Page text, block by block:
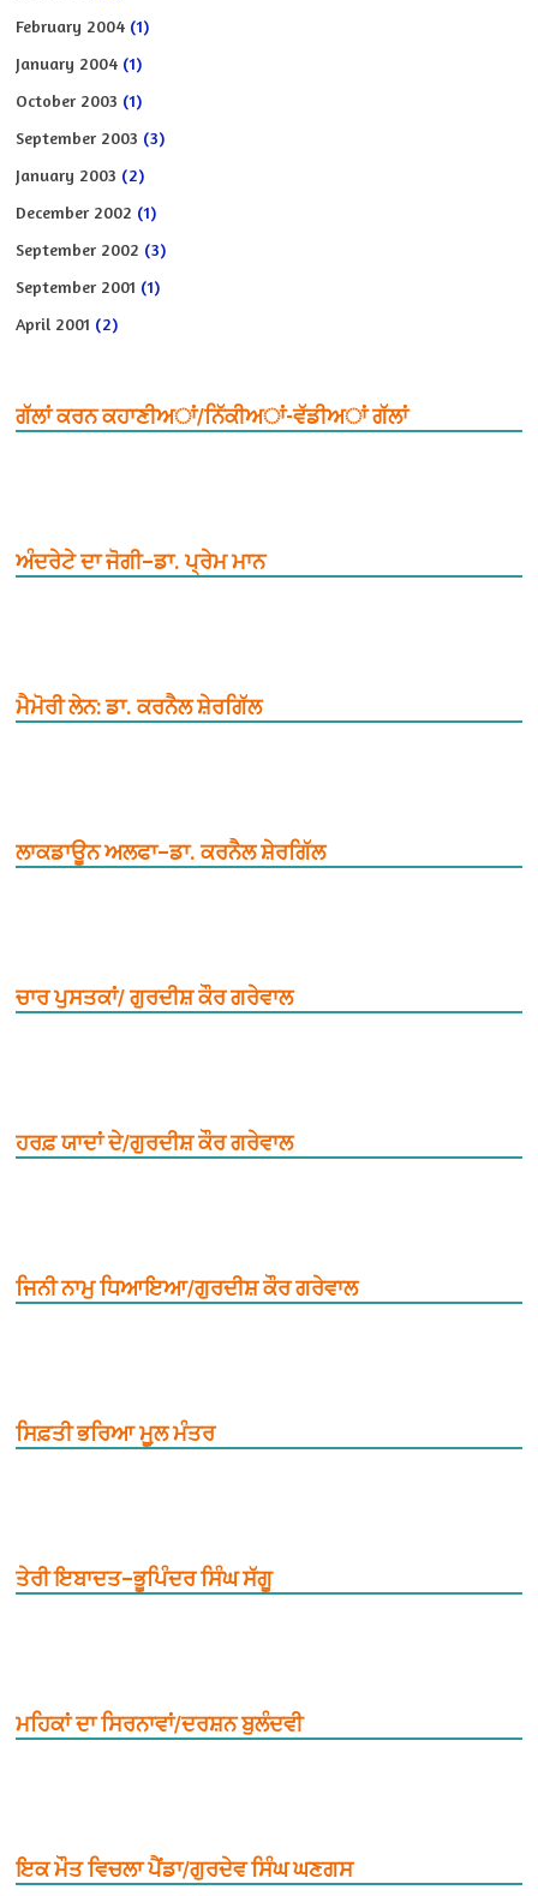
February 2004 (1)
January 2004 (1)
October 2003 (1)
September 2003 (3)
January 2003 (2)
December 2002 (1)
September 2002 (3)
September 2001 (1)
April 2001 (2)
ਗੱਲਾਂ ਕਰਨ ਕਹਾਣੀਅਾਂ/ਨਿੱਕੀਅਾਂ-ਵੱਡੀਅਾਂ ਗੱਲਾਂ
ਅੰਦਰੇਟੇ ਦਾ ਜੋਗੀ–ਡਾ. ਪ੍ਰੇਮ ਮਾਨ
ਮੈਮੋਰੀ ਲੇਨ: ਡਾ. ਕਰਨੈਲ ਸ਼ੇਰਗਿੱਲ
ਲਾਕਡਾਊਨ ਅਲਫਾ–ਡਾ. ਕਰਨੈਲ ਸ਼ੇਰਗਿੱਲ
ਚਾਰ ਪੁਸਤਕਾਂ/ ਗੁਰਦੀਸ਼ ਕੌਰ ਗਰੇਵਾਲ
ਹਰਫ਼ ਯਾਦਾਂ ਦੇ/ਗੁਰਦੀਸ਼ ਕੌਰ ਗਰੇਵਾਲ
ਜਿਨੀ ਨਾਮੁ ਧਿਆਇਆ/ਗੁਰਦੀਸ਼ ਕੌਰ ਗਰੇਵਾਲ
ਸਿਫ਼ਤੀ ਭਰਿਆ ਮੂ਼ਲ ਮੰਤਰ
ਤੇਰੀ ਇਬਾਦਤ–ਭੂਪਿੰਦਰ ਸਿੰਘ ਸੱਗੂ
ਮਹਿਕਾਂ ਦਾ ਸਿਰਨਾਵਾਂ/ਦਰਸ਼ਨ ਬੁਲੰਦਵੀ
ਇਕ ਮੌਤ ਵਿਚਲਾ ਪੈਂਡਾ/ਗੁਰਦੇਵ ਸਿੰਘ ਘਣਗਸ